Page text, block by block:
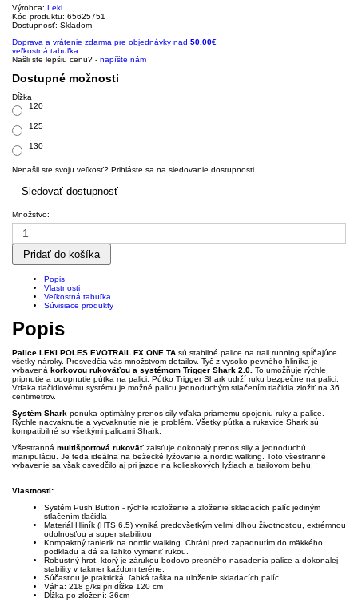
Výrobca: Leki
Kód produktu: 65625751
Dostupnosť: Skladom
Doprava a vrátenie zdarma pre objednávky nad 50.00€
veľkostná tabuľka
Našli ste lepšiu cenu? - napíšte nám
Dostupné možnosti
Dĺžka
120
125
130
Nenašli ste svoju veľkosť? Prihláste sa na sledovanie dostupnosti.
Sledovať dostupnosť
Množstvo:
Pridať do košíka
Popis
Vlastnosti
Veľkostná tabuľka
Súvisiace produkty
Popis
Palice LEKI POLES EVOTRAIL FX.ONE TA sú stabilné palice na trail running spĺňajúce
všetky nároky. Presvedčia vás množstvom detailov. Tyč z vysoko pevného hliníka je
vybavená korkovou rukoväťou a systémom Trigger Shark 2.0. To umožňuje rýchle
pripnutie a odopnutie pútka na palici. Pútko Trigger Shark udrží ruku bezpečne na palici.
Vďaka tlačidlovému systému je možné palicu jednoduchým stlačením tlačidla zložiť na 36
centimetrov.
Systém Shark ponúka optimálny prenos sily vďaka priamemu spojeniu ruky a palice.
Rýchle nacvaknutie a vycvaknutie nie je problém. Všetky pútka a rukavice Shark sú
kompatibilné so všetkými palicami Shark.
Všestranná multišportová rukoväť zaisťuje dokonalý prenos sily a jednoduchú
manipuláciu. Je teda ideálna na bežecké lyžovanie a nordic walking. Toto všestranné
vybavenie sa však osvedčilo aj pri jazde na kolieskových lyžiach a trailovom behu.
Vlastnosti:
Systém Push Button - rýchle rozloženie a zloženie skladacích palíc jediným
stlačením tlačidla
Materiál Hliník (HTS 6.5) vyniká predovšetkým veľmi dlhou životnosťou, extrémnou
odolnosťou a super stabilitou
Kompaktný tanierik na nordic walking. Chráni pred zapadnutím do mäkkého
podkladu a dá sa ľahko vymeniť rukou.
Robustný hrot, ktorý je zárukou bodovo presného nasadenia palice a dokonalej
stability v takmer každom teréne.
Súčasťou je praktická, ľahká taška na uloženie skladacích palíc.
Váha: 218 g/ks pri dĺžke 120 cm
Dĺžka po zložení: 36cm